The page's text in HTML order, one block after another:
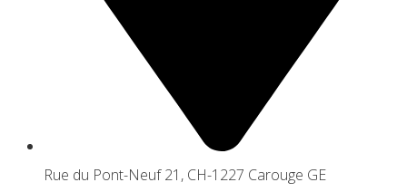
Rue du Pont-Neuf 21, CH-1227 Carouge GE